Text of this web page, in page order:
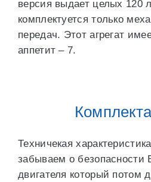
версия выдает целых 120
комплектуется только
передач. Этот агрегат
аппетит – 7.
Техничекая
забываем о безопасности
двигателя который потом